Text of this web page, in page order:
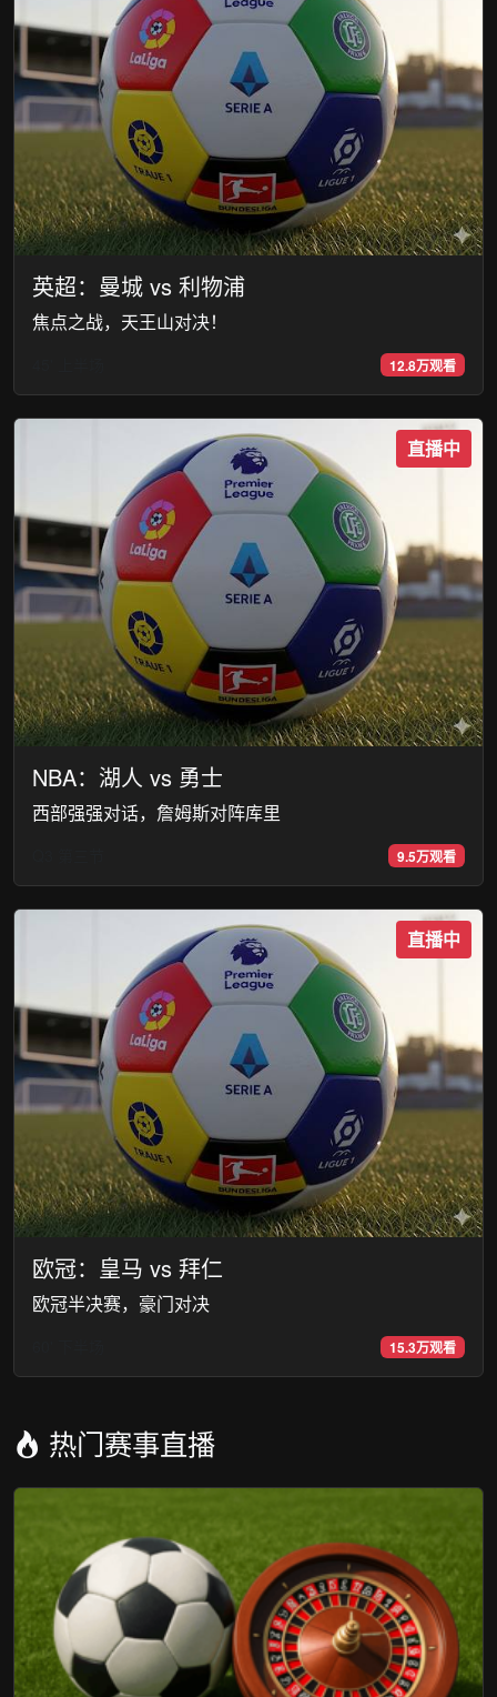
英超：曼城 vs 利物浦
焦点之战，天王山对决！
12.8万观看
直播中
NBA：湖人 vs 勇士
西部强强对话，詹姆斯对阵库里
9.5万观看
直播中
欧冠：皇马 vs 拜仁
欧冠半决赛，豪门对决
15.3万观看
热门赛事直播